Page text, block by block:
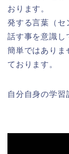
おります。
発する言葉（セ
話す事を意識し
簡単ではありま
ております。
自分自身の学習